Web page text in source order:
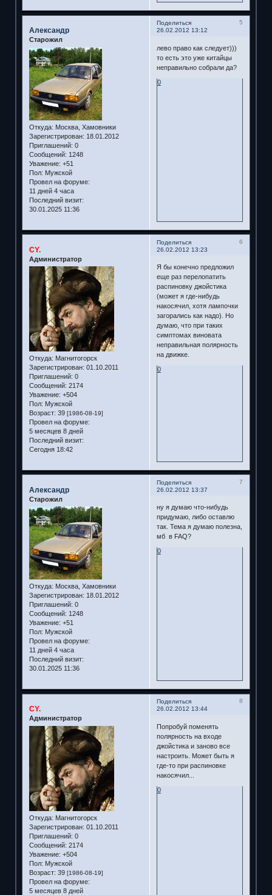
Поделиться
5
26.02.2012 13:12
Александр
Старожил
Откуда: Москва, Хамовники
Зарегистрирован: 18.01.2012
Приглашений: 0
Сообщений: 1248
Уважение: +51
Пол: Мужской
Провел на форуме:
11 дней 4 часа
Последний визит:
30.01.2025 11:36
лево право как следует)))
то есть это уже китайцы
неправильно собрали да?
0
Поделиться
6
26.02.2012 13:23
CY.
Администратор
Откуда: Магнитогорск
Зарегистрирован: 01.10.2011
Приглашений: 0
Сообщений: 2174
Уважение: +504
Пол: Мужской
Возраст: 39 [1986-08-19]
Провел на форуме:
5 месяцев 8 дней
Последний визит:
Сегодня 18:42
Я бы конечно предложил
еще раз перелопатить
распиновку джойстика
(может я где-нибудь
накосячил, хотя лампочки
загорались как надо). Но
думаю, что при таких
симптомах виновата
неправильная полярность
на движке.
0
Поделиться
7
26.02.2012 13:37
Александр
Старожил
Откуда: Москва, Хамовники
Зарегистрирован: 18.01.2012
Приглашений: 0
Сообщений: 1248
Уважение: +51
Пол: Мужской
Провел на форуме:
11 дней 4 часа
Последний визит:
30.01.2025 11:36
ну я думаю что-нибудь
придумаю, либо оставлю
так. Тема я думаю полезна,
мб в FAQ?
0
Поделиться
8
26.02.2012 13:44
CY.
Администратор
Откуда: Магнитогорск
Зарегистрирован: 01.10.2011
Приглашений: 0
Сообщений: 2174
Уважение: +504
Пол: Мужской
Возраст: 39 [1986-08-19]
Провел на форуме:
5 месяцев 8 дней
Попробуй поменять
полярность на входе
джойстика и заново все
настроить. Может быть я
где-то при распиновке
накосячил...
0